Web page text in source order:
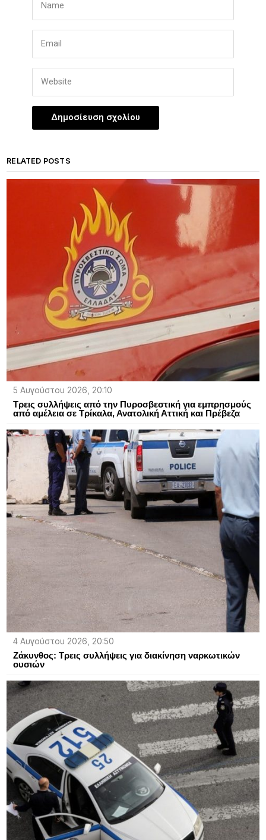
RELATED POSTS
5 Αυγούστου 2026, 20:10
Τρεις συλλήψεις από την Πυροσβεστική για εμπρησμούς
από αμέλεια σε Τρίκαλα, Ανατολική Αττική και Πρέβεζα
4 Αυγούστου 2026, 20:50
Ζάκυνθος: Τρεις συλλήψεις για διακίνηση ναρκωτικών
ουσιών